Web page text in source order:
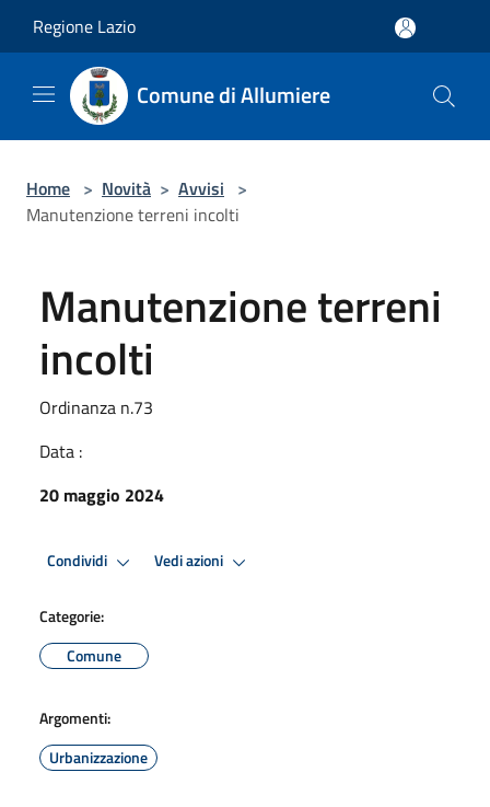
Regione Lazio
Comune di Allumiere
Home > Novità > Avvisi >
Manutenzione terreni incolti
Manutenzione terreni
incolti
Ordinanza n.73
Data :
20 maggio 2024
Condividi Vedi azioni
Categorie:
Comune
Argomenti:
Urbanizzazione